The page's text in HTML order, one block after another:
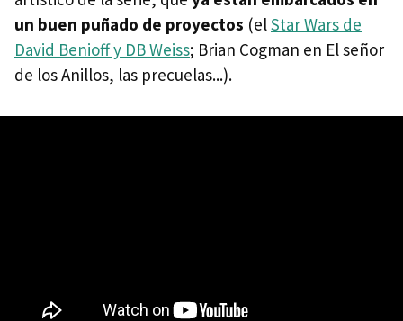
un buen puñado de proyectos (elStar Wars de
David Benioff y DB Weiss; Brian Cogman en El señor
de los Anillos, las precuelas...).